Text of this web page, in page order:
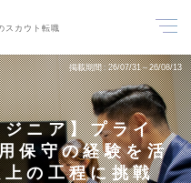
スカウト転職
掲載期間 26/07/31～26/08/13
ニア】プライ
保守の経験を活
の工程に挑戦